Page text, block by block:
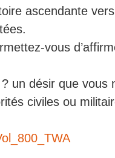
ascendante
vous
un désir que vous
civiles ou